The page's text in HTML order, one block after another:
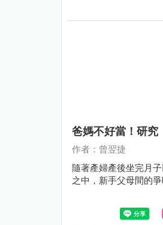
爸媽不好當！研究
作者：曾翌捷
隨著產婦產後坐完月
之中，新手父母間的